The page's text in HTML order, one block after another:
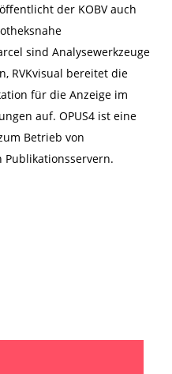
der KOBV auch
sind Analysewerkzeuge
RVKvisual bereitet die
für die Anzeige im
auf. OPUS4 ist eine
Betrieb von